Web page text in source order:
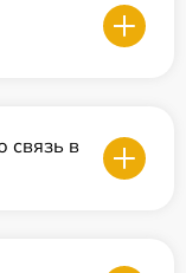
связь в